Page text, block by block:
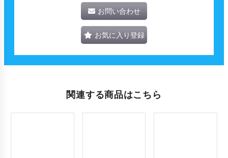
お問い合わせ
お気に入り登録
関連する商品はこちら